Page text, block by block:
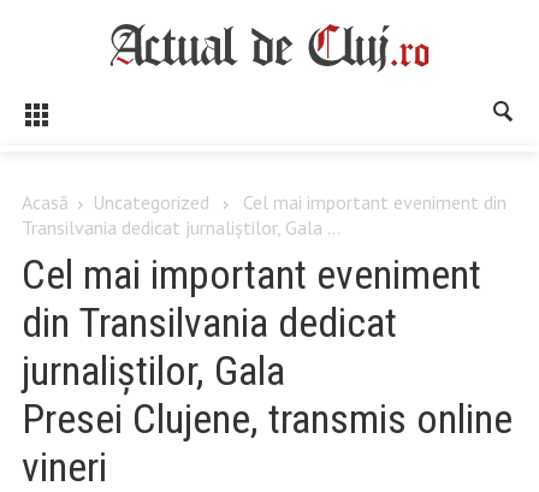
Acasă Uncategorized
Cel mai important eveniment din
Transilvania dedicat jurnaliștilor, Gala ...
Cel mai important eveniment
din Transilvania dedicat
jurnaliștilor, Gala
Presei Clujene, transmis online
vineri